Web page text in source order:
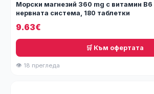
Морски магнезий 360 mg с витамин B6
нервната система, 180 таблетки
9.63€
🛒 Към офертата
👁 18 прегледа